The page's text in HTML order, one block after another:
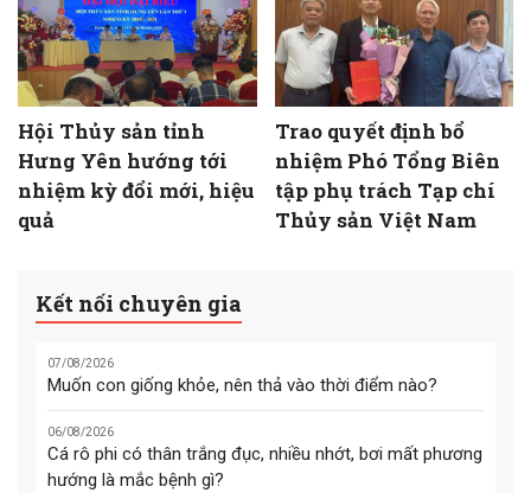
Hội Thủy sản tỉnh
Hưng Yên hướng tới
nhiệm kỳ đổi mới, hiệu
quả
Trao quyết định bổ
nhiệm Phó Tổng Biên
tập phụ trách Tạp chí
Thủy sản Việt Nam
Kết nối chuyên gia
07/08/2026
Muốn con giống khỏe, nên thả vào thời điểm nào?
06/08/2026
Cá rô phi có thân trắng đục, nhiều nhớt, bơi mất phương
hướng là mắc bệnh gì?